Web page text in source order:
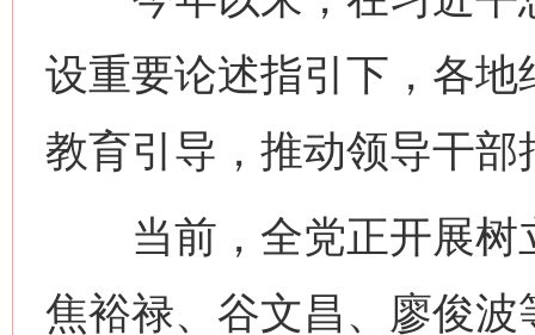
设重要论述指引下，各
教育引导，推动领导干
当前，全党正开展树
焦裕禄、谷文昌、廖俊